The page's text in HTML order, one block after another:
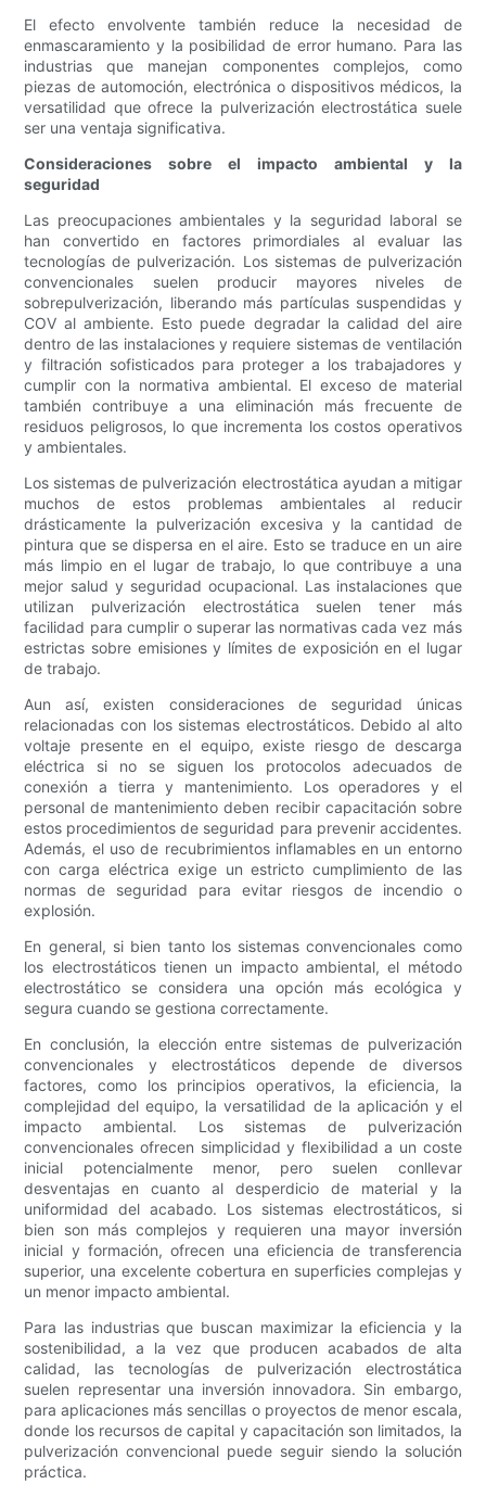
El efecto envolvente también reduce la necesidad de
enmascaramiento y la posibilidad de error humano. Para las
industrias que manejan componentes complejos, como
piezas de automoción, electrónica o dispositivos médicos, la
versatilidad que ofrece la pulverización electrostática suele
ser una ventaja significativa.
Consideraciones sobre el impacto ambiental y la
seguridad
Las preocupaciones ambientales y la seguridad laboral se
han convertido en factores primordiales al evaluar las
tecnologías de pulverización. Los sistemas de pulverización
convencionales suelen producir mayores niveles de
sobrepulverización, liberando más partículas suspendidas y
COV al ambiente. Esto puede degradar la calidad del aire
dentro de las instalaciones y requiere sistemas de ventilación
y filtración sofisticados para proteger a los trabajadores y
cumplir con la normativa ambiental. El exceso de material
también contribuye a una eliminación más frecuente de
residuos peligrosos, lo que incrementa los costos operativos
y ambientales.
Los sistemas de pulverización electrostática ayudan a mitigar
muchos de estos problemas ambientales al reducir
drásticamente la pulverización excesiva y la cantidad de
pintura que se dispersa en el aire. Esto se traduce en un aire
más limpio en el lugar de trabajo, lo que contribuye a una
mejor salud y seguridad ocupacional. Las instalaciones que
utilizan pulverización electrostática suelen tener más
facilidad para cumplir o superar las normativas cada vez más
estrictas sobre emisiones y límites de exposición en el lugar
de trabajo.
Aun así, existen consideraciones de seguridad únicas
relacionadas con los sistemas electrostáticos. Debido al alto
voltaje presente en el equipo, existe riesgo de descarga
eléctrica si no se siguen los protocolos adecuados de
conexión a tierra y mantenimiento. Los operadores y el
personal de mantenimiento deben recibir capacitación sobre
estos procedimientos de seguridad para prevenir accidentes.
Además, el uso de recubrimientos inflamables en un entorno
con carga eléctrica exige un estricto cumplimiento de las
normas de seguridad para evitar riesgos de incendio o
explosión.
En general, si bien tanto los sistemas convencionales como
los electrostáticos tienen un impacto ambiental, el método
electrostático se considera una opción más ecológica y
segura cuando se gestiona correctamente.
En conclusión, la elección entre sistemas de pulverización
convencionales y electrostáticos depende de diversos
factores, como los principios operativos, la eficiencia, la
complejidad del equipo, la versatilidad de la aplicación y el
impacto ambiental. Los sistemas de pulverización
convencionales ofrecen simplicidad y flexibilidad a un coste
inicial potencialmente menor, pero suelen conllevar
desventajas en cuanto al desperdicio de material y la
uniformidad del acabado. Los sistemas electrostáticos, si
bien son más complejos y requieren una mayor inversión
inicial y formación, ofrecen una eficiencia de transferencia
superior, una excelente cobertura en superficies complejas y
un menor impacto ambiental.
Para las industrias que buscan maximizar la eficiencia y la
sostenibilidad, a la vez que producen acabados de alta
calidad, las tecnologías de pulverización electrostática
suelen representar una inversión innovadora. Sin embargo,
para aplicaciones más sencillas o proyectos de menor escala,
donde los recursos de capital y capacitación son limitados, la
pulverización convencional puede seguir siendo la solución
práctica.